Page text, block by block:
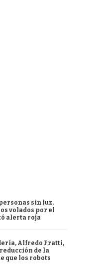
sin luz,
volados por el
alerta roja
Alfredo Fratti,
de la
que los robots